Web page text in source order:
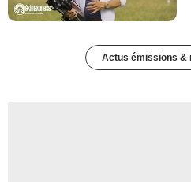
Actus émissions &